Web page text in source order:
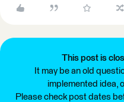
This post is
It may be an old
implemented idea,
Please check post dates